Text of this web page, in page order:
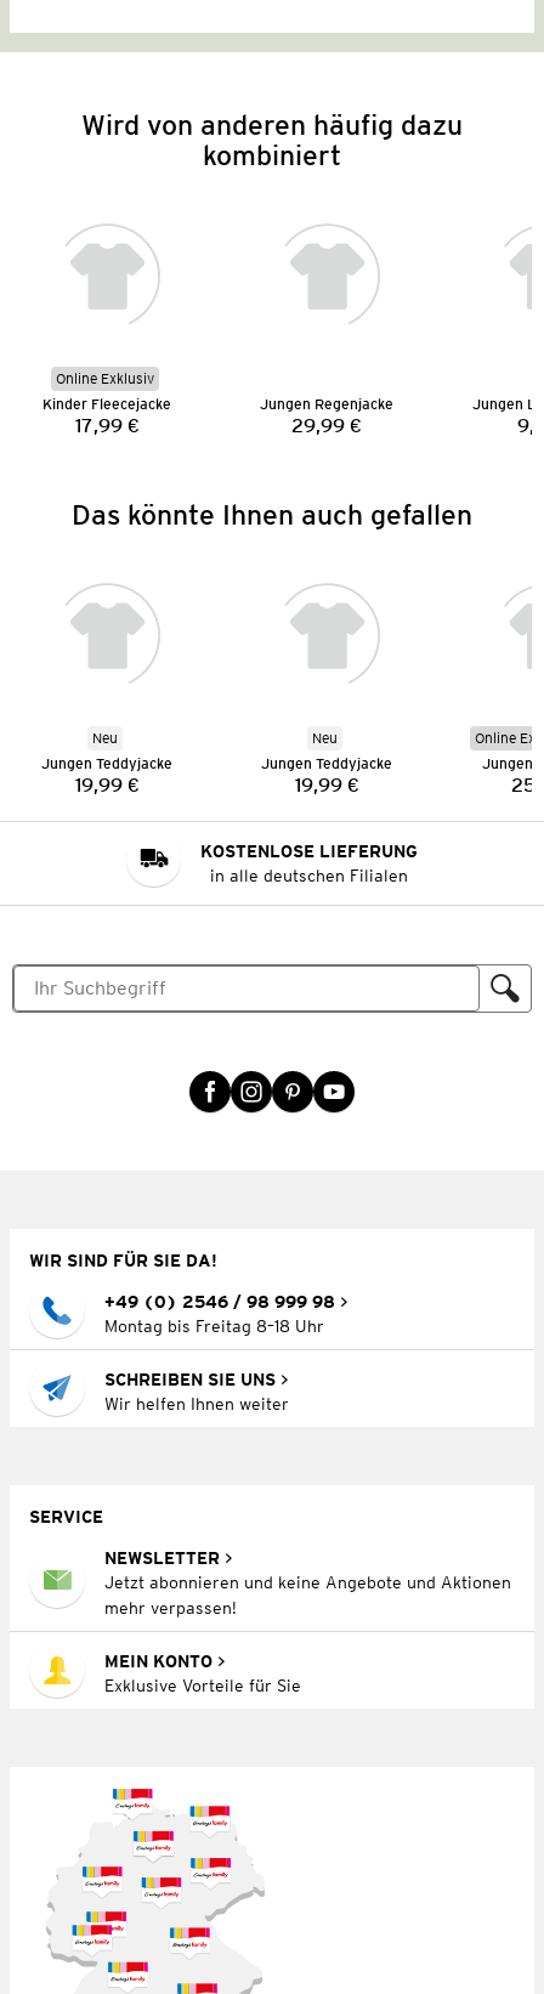
Wird von anderen häufig dazu
kombiniert
Online Exklusiv
Kinder Fleecejacke
Preis:
17,99 €
Jungen Regenjacke
Preis:
29,99 €
Jungen
Das könnte Ihnen auch gefallen
Neu
Jungen Teddyjacke
Preis:
19,99 €
Neu
Jungen Teddyjacke
Preis:
19,99 €
Online
Jungen
KOSTENLOSE LIEFERUNG
in alle deutschen Filialen
WIR SIND FÜR SIE DA!
+49 (0) 2546 / 98 999 98
Montag bis Freitag 8–18 Uhr
SCHREIBEN SIE UNS
Wir helfen Ihnen weiter
SERVICE
NEWSLETTER
Jetzt abonnieren und keine Angebote und Aktionen
mehr verpassen!
MEIN KONTO
Exklusive Vorteile für Sie